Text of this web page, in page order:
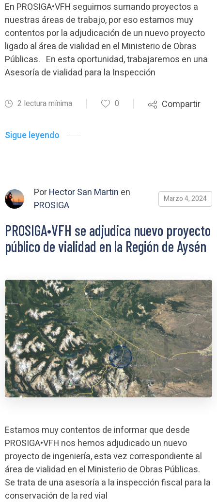
En PROSIGA•VFH seguimos sumando proyectos a
nuestras áreas de trabajo, por eso estamos muy
contentos por la adjudicación de un nuevo proyecto
ligado al área de vialidad en el Ministerio de Obras
Públicas. En esta oportunidad, trabajaremos en una
Asesoría de vialidad para la Inspección
2 lectura mínima 0 Compartir
Sigue leyendo
PorHector San Martin en
PROSIGA
Marzo 4, 2024
PROSIGA•VFH se adjudica nuevo proyecto
público de vialidad en la Región de Aysén
Estamos muy contentos de informar que desde
PROSIGA•VFH nos hemos adjudicado un nuevo
proyecto de ingeniería, esta vez correspondiente al
área de vialidad en el Ministerio de Obras Públicas.
Se trata de una asesoría a la inspección fiscal para la
conservación de la red vial